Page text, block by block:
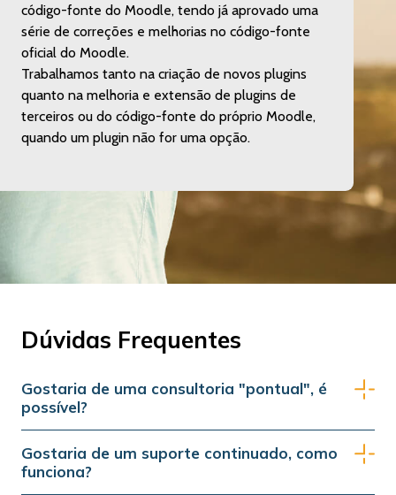
código-fonte do Moodle, tendo já aprovado uma
série de correções e melhorias no código-fonte
oficial do Moodle.
Trabalhamos tanto na criação de novos plugins
quanto na melhoria e extensão de plugins de
terceiros ou do código-fonte do próprio Moodle,
quando um plugin não for uma opção.
Dúvidas Frequentes
Gostaria de uma consultoria "pontual", é
possível?
Gostaria de um suporte continuado, como
funciona?